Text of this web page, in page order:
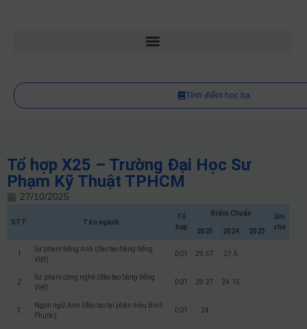
Tính điểm học bạ
Tổ hợp X25 – Trường Đại Học Sư
Phạm Kỹ Thuật TPHCM
27/10/2025
STT Tên ngành
Tổ
hợp
Điểm Chuẩn
Ghi
chú
2025 2024 2023
1
Sư phạm tiếng Anh (đào tạo bằng tiếng
Việt)
D01 29.57 27.5
2
Sư phạm công nghệ (đào tạo bằng tiếng
Việt)
D01 28.27 24.15
3
Ngôn ngữ Anh (đào tạo tại phân hiệu Bình
Phước)
D01 24